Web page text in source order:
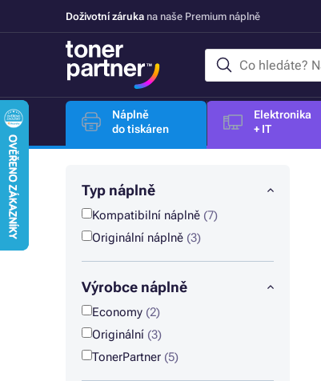
Doživotní záruka na naše Premium náplně
Náplně
do tiskáren
Elektronika
+ IT
Typ náplně
Kompatibilní náplně (7)
Originální náplně (3)
Výrobce náplně
Economy (2)
Originální (3)
TonerPartner (5)